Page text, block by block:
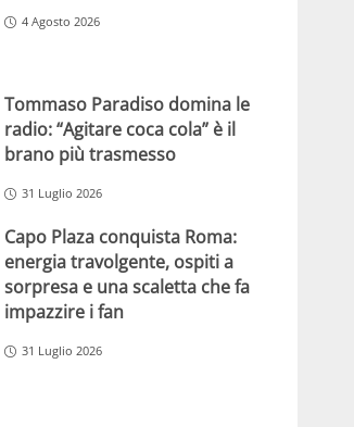
4 Agosto 2026
Tommaso Paradiso domina le
radio: “Agitare coca cola” è il
brano più trasmesso
31 Luglio 2026
Capo Plaza conquista Roma:
energia travolgente, ospiti a
sorpresa e una scaletta che fa
impazzire i fan
31 Luglio 2026